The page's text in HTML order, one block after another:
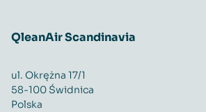
QleanAir Scandinavia
ul. Okrężna 17/1
58-100 Świdnica
Polska